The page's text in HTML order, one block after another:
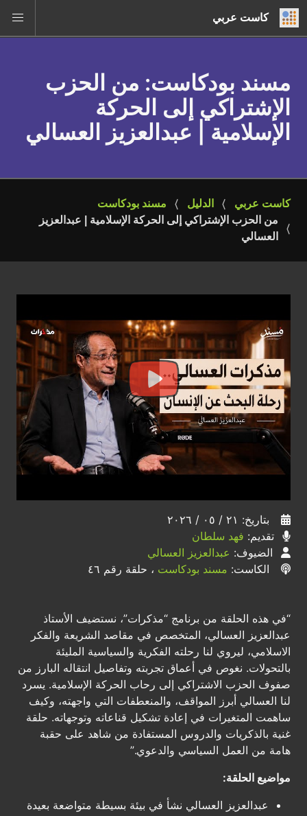
كاست عربي
مسند بودكاست: من الحزب
الإشتراكي إلى الحركة
الإسلامية | عبدالعزيز العسالي
كاست عربي الدليل
مسند بودكاست
من الحزب الإشتراكي إلى الحركة الإسلامية | عبدالعزيز
العسالي
بتاريخ: ٢١ / ٠٥ / ٢٠٢٦
تقديم: فهد سلطان
الضيوف: عبدالعزيز العسالي
الكاست: مسند بودكاست ، حلقة رقم ٤٦
“في هذه الحلقة من برنامج “مذكرات”، نستضيف الأستاذ
عبدالعزيز العسالي، المتخصص في مقاصد الشريعة والفكر
الاسلامي، ليروي لنا رحلته الفكرية والسياسية المليئة
بالتحولات. نغوص في أعماق تجربته وتفاصيل انتقاله البارز من
صفوف الحزب الاشتراكي إلى رحاب الحركة الإسلامية. يسرد
لنا العسالي أبرز المواقف، والمنعطفات التي واجهته، وكيف
ساهمت المتغيرات في إعادة تشكيل قناعاته وتوجهاته. حلقة
غنية بالذكريات والدروس المستفادة من شاهد على حقبة
هامة من العمل السياسي والدعوي.”
مواضيع الحلقة:
عبدالعزيز العسالي نشأ في بيئة بسيطة متواضعة بعيدة